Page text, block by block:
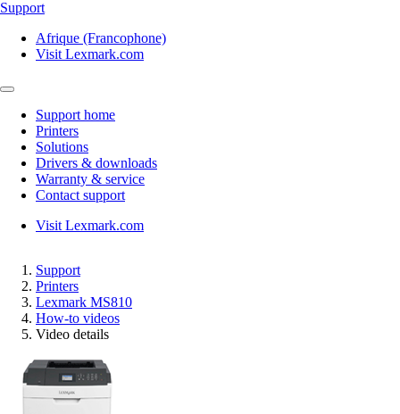
Support
Afrique (Francophone)
Visit Lexmark.com
Support home
Printers
Solutions
Drivers & downloads
Warranty & service
Contact support
Visit Lexmark.com
Support
Printers
Lexmark MS810
How-to videos
Video details